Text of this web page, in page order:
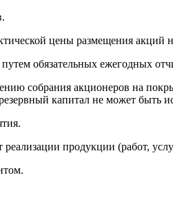
цены размещения акций
обязательных ежегодных
собрания акционеров на
капитал не может быть
продукции (работ,